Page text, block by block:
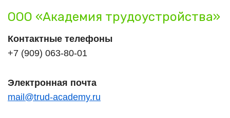
ООО «Академия трудоустройства»
Контактные телефоны
+7 (909) 063-80-01
Электронная почта
mail@trud-academy.ru